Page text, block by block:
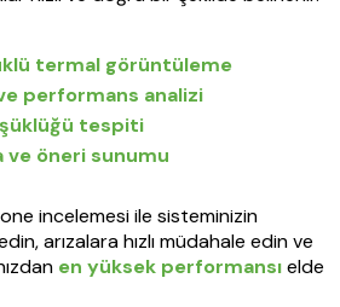
termal görüntüleme
performans analizi
tespiti
ve öneri sunumu
incelemesi ile sisteminizin
arızalara hızlı müdahale edin ve
en yüksek performansıelde